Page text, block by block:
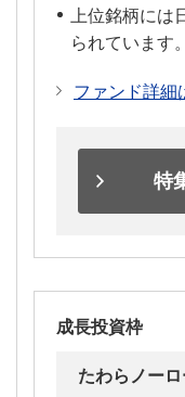
上位銘柄には
られています。
ファンド詳細
特
成長投資枠
たわらノー